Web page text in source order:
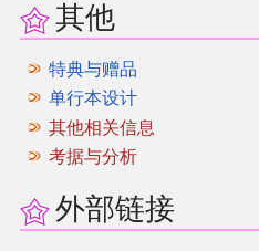
其他
特典与赠品
单行本设计
其他相关信息
考据与分析
外部链接